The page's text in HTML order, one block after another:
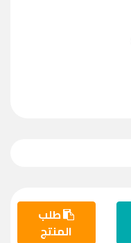
طلب
المنتج